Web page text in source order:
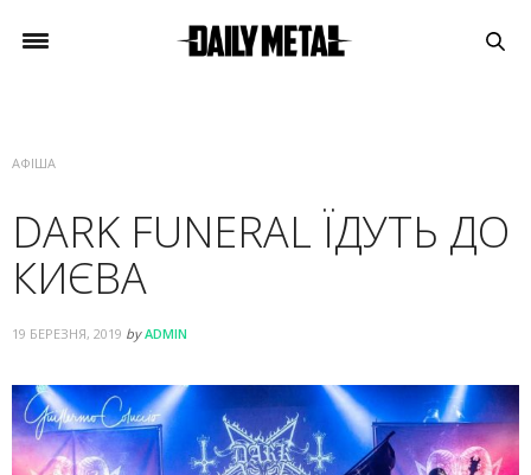
АФІША
DARK FUNERAL ЇДУТЬ ДО
КИЄВА
19 БЕРЕЗНЯ, 2019 by ADMIN